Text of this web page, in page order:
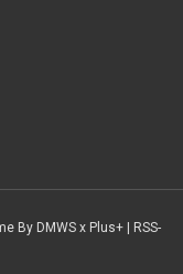
By DMWS x Plus+ | RSS-